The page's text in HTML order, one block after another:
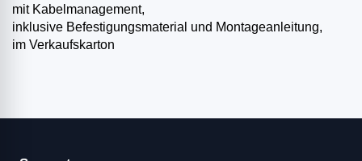
mit Kabelmanagement,
inklusive Befestigungsmaterial und Montageanleitung,
im Verkaufskarton